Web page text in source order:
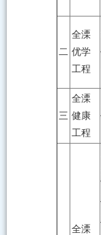
二
全溧
优学
工程
三
全溧
健康
工程
全溧